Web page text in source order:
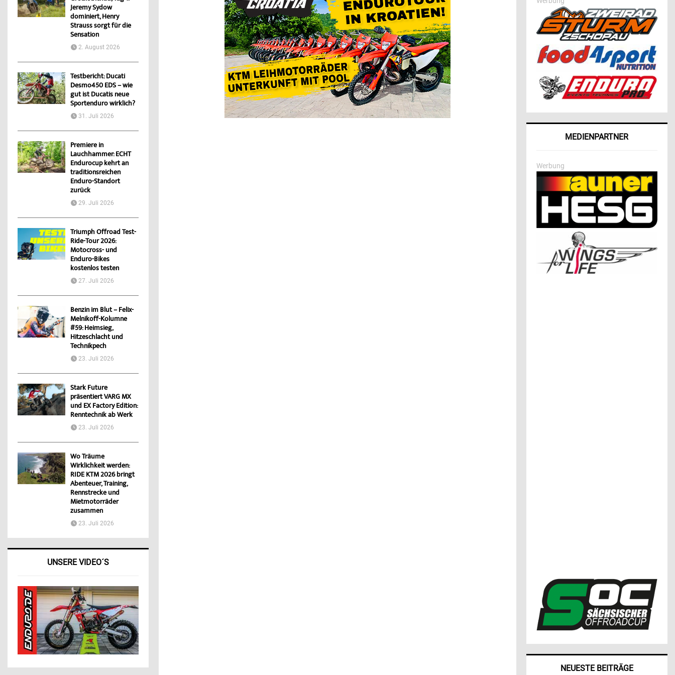
Jeremy Sydow
dominiert, Henry
Strauss sorgt für die
Sensation
2. August 2026
Testbericht: Ducati
Desmo450 EDS – wie
gut ist Ducatis neue
Sportenduro wirklich?
31. Juli 2026
Premiere in
Lauchhammer: ECHT
Endurocup kehrt an
traditionsreichen
Enduro-Standort
zurück
29. Juli 2026
Triumph Offroad Test-
Ride-Tour 2026:
Motocross- und
Enduro-Bikes
kostenlos testen
27. Juli 2026
Benzin im Blut – Felix-
Melnikoff-Kolumne
#59: Heimsieg,
Hitzeschlacht und
Technikpech
23. Juli 2026
Stark Future
präsentiert VARG MX
und EX Factory Edition:
Renntechnik ab Werk
23. Juli 2026
Wo Träume
Wirklichkeit werden:
RIDE KTM 2026 bringt
Abenteuer, Training,
Rennstrecke und
Mietmotorräder
zusammen
23. Juli 2026
UNSERE VIDEO´S
MEDIENPARTNER
Werbung
NEUESTE BEITRÄGE